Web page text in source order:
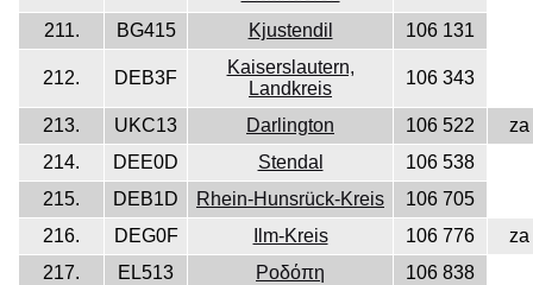
211. BG415 Kjustendil 106 131
212. DEB3F
Kaiserslautern,
Landkreis
106 343
213. UKC13 Darlington 106 522
za
214.
DEE0D Stendal
106 538
215.
DEB1D Rhein-Hunsrück-Kreis
106 705
216.
DEG0F Ilm-Kreis 106 776
za
217.
EL513 Ροδόπη 106 838